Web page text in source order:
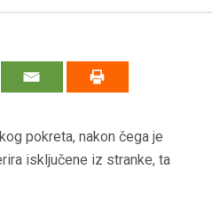
pokreta, nakon čega je
isključene iz stranke, ta